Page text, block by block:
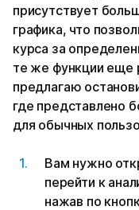
присутствует
графика, что
курса за
те же функции еще
предлагаю
где представлено
для обычных
Вам нужно
перейти к
нажав по